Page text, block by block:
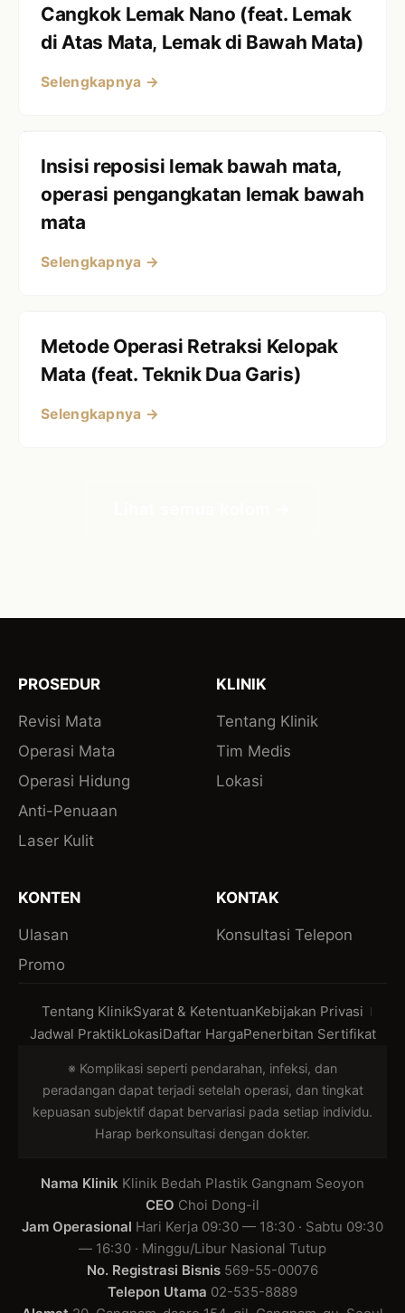
Cangkok Lemak Nano (feat. Lemak
di Atas Mata, Lemak di Bawah Mata)
Selengkapnya →
Insisi reposisi lemak bawah mata,
operasi pengangkatan lemak bawah
mata
Selengkapnya →
Metode Operasi Retraksi Kelopak
Mata (feat. Teknik Dua Garis)
Selengkapnya →
PROSEDUR
Revisi Mata
Operasi Mata
Operasi Hidung
Anti-Penuaan
Laser Kulit
KLINIK
Tentang Klinik
Tim Medis
Lokasi
KONTEN
Ulasan
Promo
KONTAK
Konsultasi Telepon
Tentang KlinikSyarat & KetentuanKebijakan Privasi
Jadwal PraktikLokasiDaftar HargaPenerbitan Sertifikat
※ Komplikasi seperti pendarahan, infeksi, dan
peradangan dapat terjadi setelah operasi, dan tingkat
kepuasan subjektif dapat bervariasi pada setiap individu.
Harap berkonsultasi dengan dokter.
Nama Klinik Klinik Bedah Plastik Gangnam Seoyon
CEO Choi Dong-il
Jam Operasional Hari Kerja 09:30 — 18:30 · Sabtu 09:30
— 16:30 · Minggu/Libur Nasional Tutup
No. Registrasi Bisnis 569-55-00076
Telepon Utama 02-535-8889